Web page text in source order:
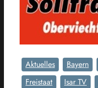
Aktuelles Bayern
Freistaat
Isar TV